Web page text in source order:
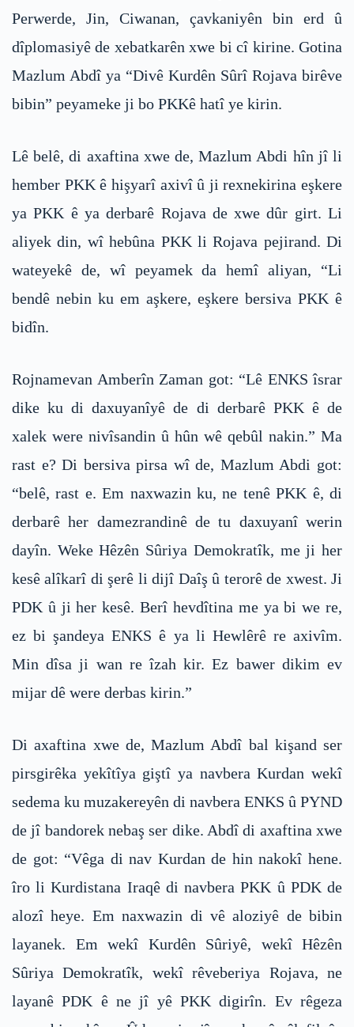
Perwerde, Jin, Ciwanan, çavkaniyên bin erd û
dîplomasiyê de xebatkarên xwe bi cî kirine. Gotina
Mazlum Abdî ya “Divê Kurdên Sûrî Rojava birêve
bibin” peyameke ji bo PKKê hatî ye kirin.
Lê belê, di axaftina xwe de, Mazlum Abdi hîn jî li
hember PKK ê hişyarî axivî û ji rexnekirina eşkere
ya PKK ê ya derbarê Rojava de xwe dûr girt. Li
aliyek din, wî hebûna PKK li Rojava pejirand. Di
wateyekê de, wî peyamek da hemî aliyan, “Li
bendê nebin ku em aşkere, eşkere bersiva PKK ê
bidîn.
Rojnamevan Amberîn Zaman got: “Lê ENKS îsrar
dike ku di daxuyanîyê de di derbarê PKK ê de
xalek were nivîsandin û hûn wê qebûl nakin.” Ma
rast e? Di bersiva pirsa wî de, Mazlum Abdi got:
“belê, rast e. Em naxwazin ku, ne tenê PKK ê, di
derbarê her damezrandinê de tu daxuyanî werin
dayîn. Weke Hêzên Sûriya Demokratîk, me ji her
kesê alîkarî di şerê li dijî Daîş û terorê de xwest. Ji
PDK û ji her kesê. Berî hevdîtina me ya bi we re,
ez bi şandeya ENKS ê ya li Hewlêrê re axivîm.
Min dîsa ji wan re îzah kir. Ez bawer dikim ev
mijar dê were derbas kirin.”
Di axaftina xwe de, Mazlum Abdî bal kişand ser
pirsgirêka yekîtîya giştî ya navbera Kurdan wekî
sedema ku muzakereyên di navbera ENKS û PYND
de jî bandorek nebaş ser dike. Abdî di axaftina xwe
de got: “Vêga di nav Kurdan de hin nakokî hene.
îro li Kurdistana Iraqê di navbera PKK û PDK de
alozî heye. Em naxwazin di vê aloziyê de bibin
layanek. Em wekî Kurdên Sûriyê, wekî Hêzên
Sûriya Demokratîk, wekî rêveberiya Rojava, ne
layanê PDK ê ne jî yê PKK digirîn. Ev rêgeza